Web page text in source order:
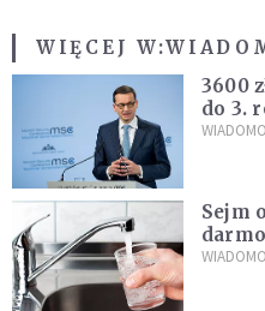
WIĘCEJ W:
3600
do 3.
Sejm